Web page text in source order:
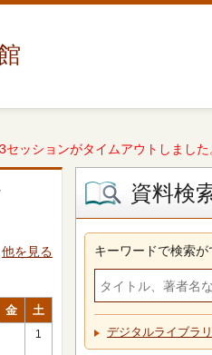
ッションがタイムアウトしまし
他を見る
金 土
1
資料検
キーワードで検索が
デジタルライブラ